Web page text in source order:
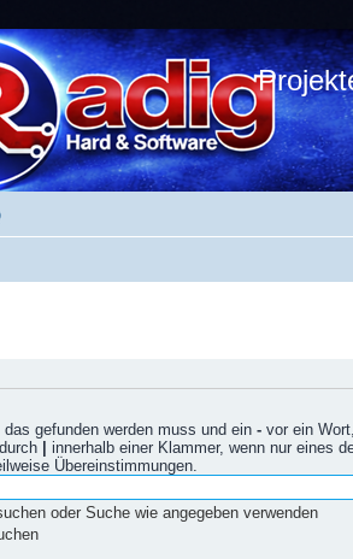
gefunden werden muss und ein - vor ein
| innerhalb einer Klammer, wenn nur eines
Übereinstimmungen.
oder Suche wie angegeben verwenden